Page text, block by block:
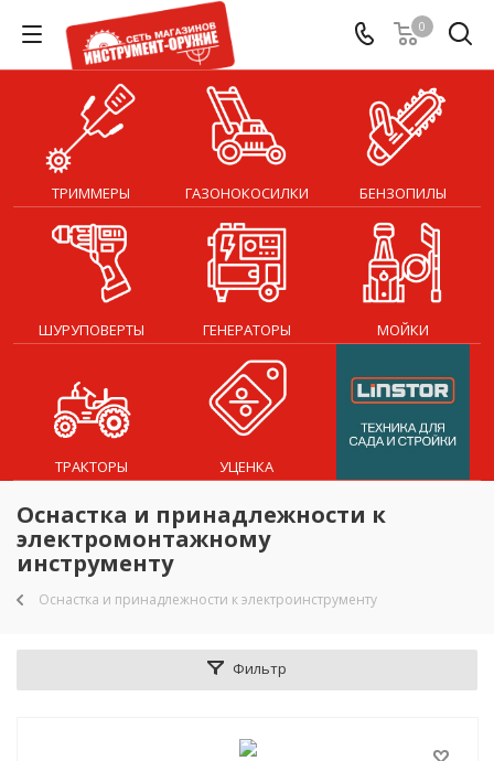
0
ТРИММЕРЫ ГАЗОНОКОСИЛКИ БЕНЗОПИЛЫ
ШУРУПОВЕРТЫ ГЕНЕРАТОРЫ МОЙКИ
ТРАКТОРЫ УЦЕНКА
Оснастка и принадлежности к
электромонтажному
инструменту
Оснастка и принадлежности к электроинструменту
Фильтр